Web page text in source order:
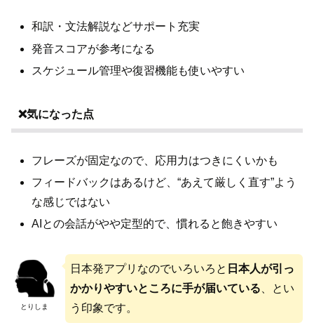
和訳・文法解説などサポート充実
発音スコアが参考になる
スケジュール管理や復習機能も使いやすい
❌気になった点
フレーズが固定なので、応用力はつきにくいかも
フィードバックはあるけど、“あえて厳しく直す”よう
な感じではない
AIとの会話がやや定型的で、慣れると飽きやすい
とりしま
日本発アプリなのでいろいろと 日本人が引っ
かかりやすいところに手が届いている 、とい
う印象です。